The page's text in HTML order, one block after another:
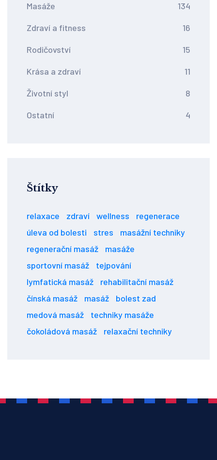
Masáže 134
Zdraví a fitness 16
Rodičovství 15
Krása a zdraví 11
Životní styl 8
Ostatní 4
Štítky
relaxace zdraví wellness
regenerace
úleva od bolesti
stres
masážní techniky
regenerační masáž
masáže
sportovní masáž
tejpování
lymfatická masáž
rehabilitační masáž
čínská masáž
masáž
bolest zad
medová masáž
techniky masáže
čokoládová masáž
relaxační techniky